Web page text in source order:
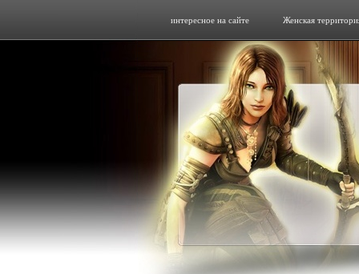
интересное на сайте Женская